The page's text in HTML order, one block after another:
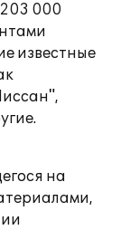
000
известные
на